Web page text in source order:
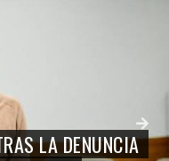
LA DENUNCIA